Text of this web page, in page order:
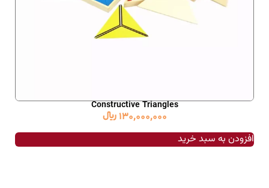
Constructive Triangles
130,000,000 ﷼
افزودن به سبد خرید